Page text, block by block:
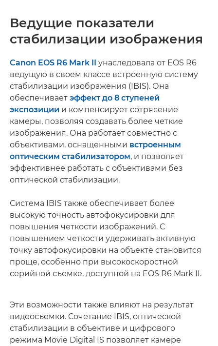
Ведущие показатели
стабилизации изображения
Canon EOS R6 Mark II унаследовала от EOS R6
ведущую в своем классе встроенную систему
стабилизации изображения (IBIS). Она
обеспечивает эффект до 8 ступеней
экспозиции и компенсирует сотрясение
камеры, позволяя создавать более четкие
изображения. Она работает совместно с
объективами, оснащенными встроенным
оптическим стабилизатором, и позволяет
эффективнее работать с объективами без
оптической стабилизации.
Система IBIS также обеспечивает более
высокую точность автофокусировки для
повышения четкости изображений. С
повышением четкости удерживать активную
точку автофокусировки на объекте становится
проще, особенно при высокоскоростной
серийной съемке, доступной на EOS R6 Mark II.
Эти возможности также влияют на результат
видеосъемки. Сочетание IBIS, оптической
стабилизации в объективе и цифрового
режима Movie Digital IS позволяет камере